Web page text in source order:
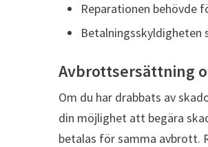
Reparationen behövde
Betalningsskyldigheten
Avbrottsersättning
Om du har drabbats av
din möjlighet att begära
betalas för samma avbrott.